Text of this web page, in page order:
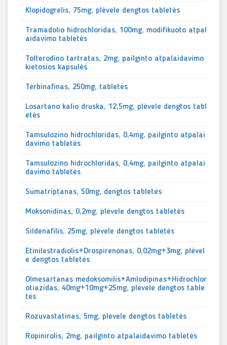
Klopidogrelis, 75mg, plėvele dengtos tabletės
Tramadolio hidrochloridas, 100mg, modifikuoto atpal
aidavimo tabletės
Tolterodino tartratas, 2mg, pailginto atpalaidavimo
kietosios kapsulės
Terbinafinas, 250mg, tabletės
Losartano kalio druska, 12,5mg, plėvele dengtos tabl
etės
Tamsulozino hidrochloridas, 0,4mg, pailginto atpalai
davimo tabletės
Tamsulozino hidrochloridas, 0,4mg, pailginto atpalai
davimo tabletės
Sumatriptanas, 50mg, dengtos tabletės
Moksonidinas, 0,2mg, plėvele dengtos tabletės
Sildenafilis, 25mg, plėvele dengtos tabletės
Etinilestradiolis+Drospirenonas, 0,02mg+3mg, plėvel
e dengtos tabletės
Olmesartanas medoksomilis+Amlodipinas+Hidrochlor
otiazidas, 40mg+10mg+25mg, plėvele dengtos table
tės
Rozuvastatinas, 5mg, plėvele dengtos tabletės
Ropinirolis, 2mg, pailginto atpalaidavimo tabletės